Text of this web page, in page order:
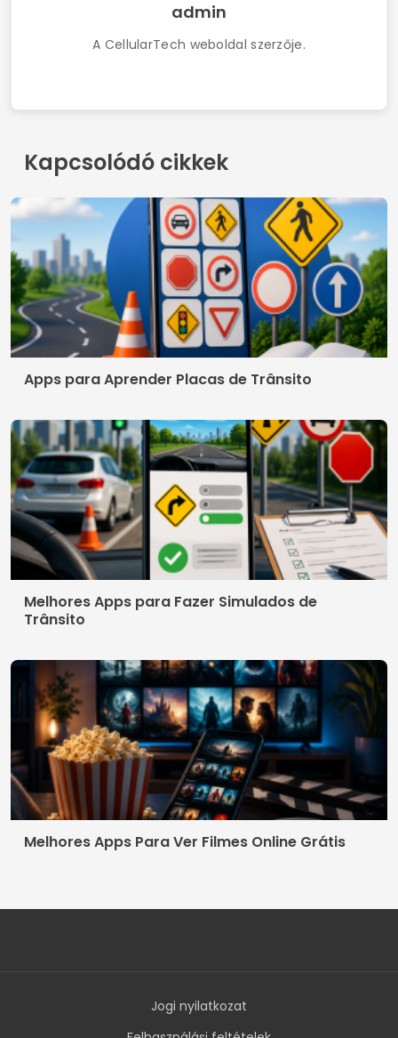
admin
A CellularTech weboldal szerzője.
Kapcsolódó cikkek
Apps para Aprender Placas de Trânsito
Melhores Apps para Fazer Simulados de
Trânsito
Melhores Apps Para Ver Filmes Online Grátis
Jogi nyilatkozat